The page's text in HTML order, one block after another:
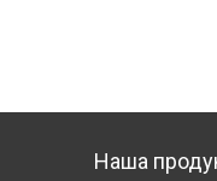
Наша